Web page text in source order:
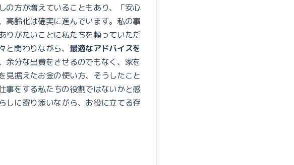
の方が増えていることもあり、「安心
高齢化は確実に進んでいます。私の事
りがたいことに私たちを頼っていただ
関わりながら、 最適なアドバイスを
余分な出費をさせるのでもなく、家を
見据えたお金の使い方、そうしたこと
事をする私たちの役割ではないかと感
しに寄り添いながら、お役に立てる存